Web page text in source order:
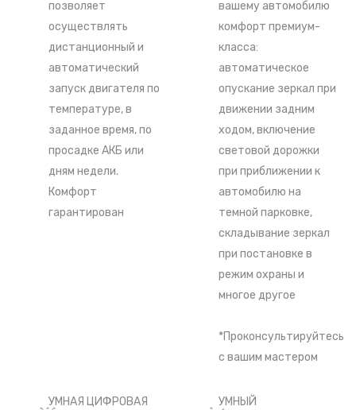
позволяет
осуществлять
дистанционный и
автоматический
запуск двигателя по
температуре, в
заданное время, по
просадке АКБ или
дням недели.
Комфорт
гарантирован
вашему автомобилю
комфорт премиум-
класса:
автоматическое
опускание зеркал при
движении задним
ходом, включение
световой дорожки
при приближении к
автомобилю на
темной парковке,
складывание зеркал
при постановке в
режим охраны и
многое другое
*Проконсультируйтесь
с вашим мастером
УМНАЯ ЦИФРОВАЯ
УМНЫЙ